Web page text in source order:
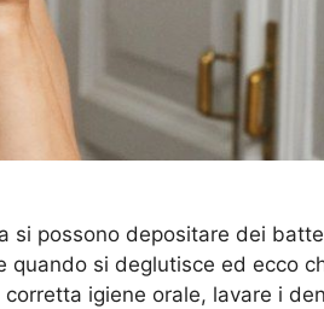
si possono depositare dei
quando si deglutisce ed ecco
igiene orale, lavare i